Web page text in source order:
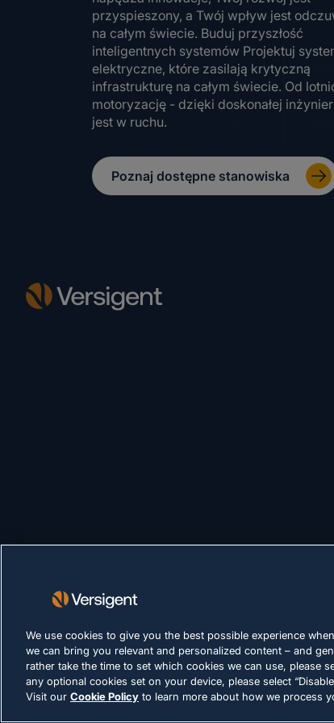
przyspieszony, a Twój wpływ jest
na całym świecie. Buduj przyszłość
inteligentnych systemów Projektuj
elektryczne, które zasilają krytyczną
infrastrukturę na całym świecie. Od
motoryzację - dzięki doskonałej
jest w ruchu.
Poznaj dostępne stanowiska
We use cookies to give you the best possible experience
we can bring you relevant and personalized content – and
rather take the time to set which cookies we can use, please
any optional cookies set on your device, please select “Disable
Visit our Cookie Policy to learn more about how we process